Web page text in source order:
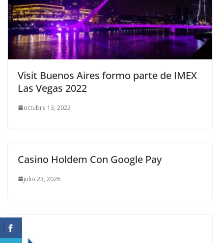
Visit Buenos Aires formo parte de IMEX
Las Vegas 2022
octubre 13, 2022
Casino Holdem Con Google Pay
julio 23, 2026